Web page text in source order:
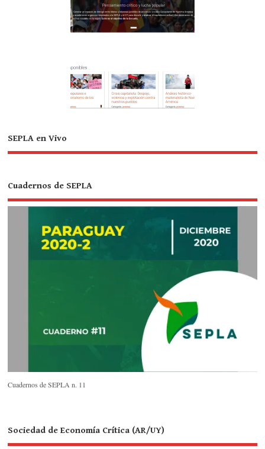
SEPLA en Vivo
Cuadernos de SEPLA
Cuadernos de SEPLA n. 11
Sociedad de Economía Crítica (AR/UY)